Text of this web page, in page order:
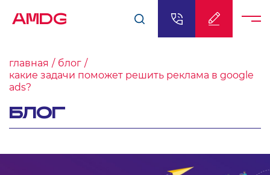
AMDG
главная
блог
какие задачи поможет решить реклама в google
ads?
БЛОГ